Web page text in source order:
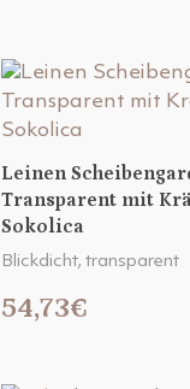
Leinen
Transparent mit
Sokolica
Blickdicht, transparent
54,73€